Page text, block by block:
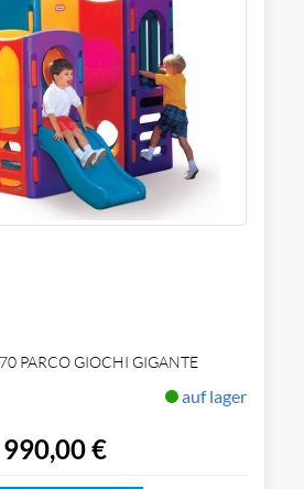
PARCO GIOCHI GIGANTE
auf lager
990,00 €